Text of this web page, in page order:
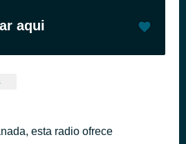
aqui
esta radio ofrece